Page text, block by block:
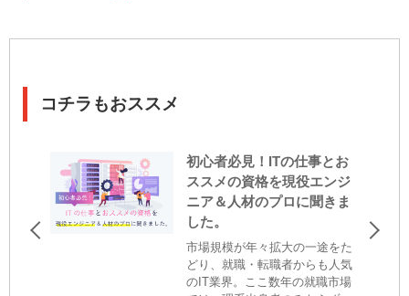
コチラもおススメ
初心者必見！ITの仕事とお
ススメの資格を現役エンジ
ニア＆人材のプロに聞きま
した。
市場規模が年々拡大の一途をた
どり、就職・転職者からも人気
のIT業界。ここ数年の就職市場